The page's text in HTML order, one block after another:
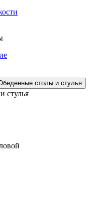
столы и стулья